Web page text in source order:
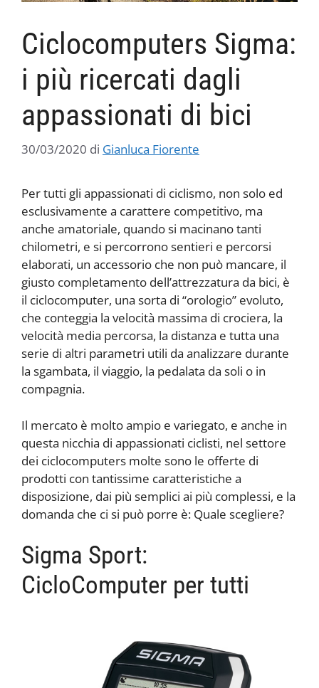
Ciclocomputers Sigma:
i più ricercati dagli
appassionati di bici
30/03/2020 di Gianluca Fiorente
Per tutti gli appassionati di ciclismo, non solo ed
esclusivamente a carattere competitivo, ma
anche amatoriale, quando si macinano tanti
chilometri, e si percorrono sentieri e percorsi
elaborati, un accessorio che non può mancare, il
giusto completamento dell’attrezzatura da bici, è
il ciclocomputer, una sorta di “orologio” evoluto,
che conteggia la velocità massima di crociera, la
velocità media percorsa, la distanza e tutta una
serie di altri parametri utili da analizzare durante
la sgambata, il viaggio, la pedalata da soli o in
compagnia.
Il mercato è molto ampio e variegato, e anche in
questa nicchia di appassionati ciclisti, nel settore
dei ciclocomputers molte sono le offerte di
prodotti con tantissime caratteristiche a
disposizione, dai più semplici ai più complessi, e la
domanda che ci si può porre è: Quale scegliere?
Sigma Sport:
CicloComputer per tutti